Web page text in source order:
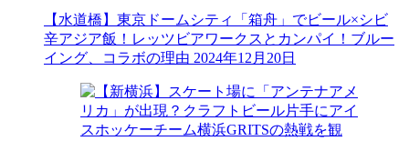
【水道橋】東京ドームシティ「箱舟」でビール×シビ
辛アジア飯！レッツビアワークスとカンパイ！ブルー
イング、コラボの理由 2024年12月20日